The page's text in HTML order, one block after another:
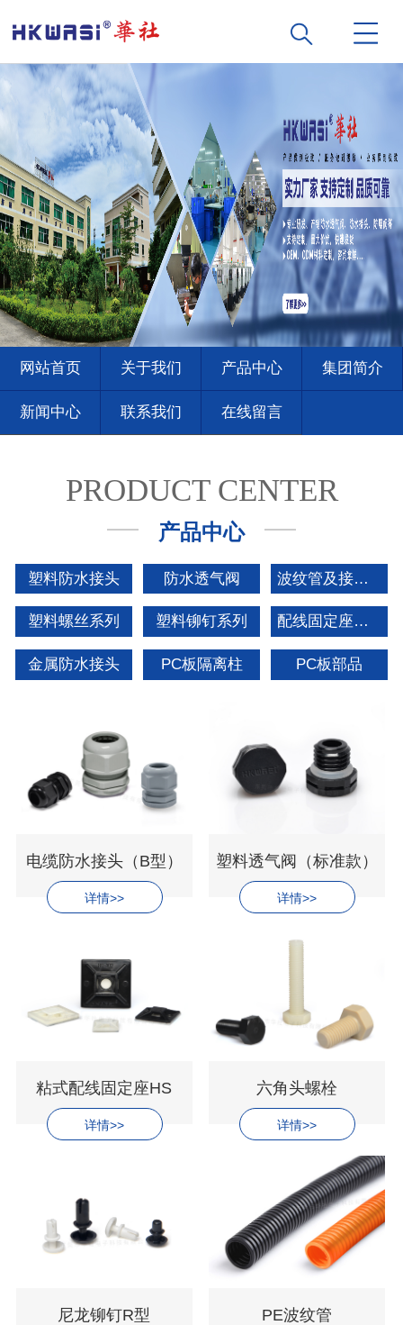
网站首页 关于我们 产品中心 集团简介
新闻中心 联系我们 在线留言
PRODUCT CENTER
产品中心
塑料防水接头 防水透气阀 波纹管及接头系列
塑料螺丝系列 塑料铆钉系列 配线固定座系列
金属防水接头 PC板隔离柱 PC板部品
电缆防水接头（B型）
详情>>
塑料透气阀（标准款）
详情>>
粘式配线固定座HS
详情>>
六角头螺栓
详情>>
尼龙铆钉R型 PE波纹管